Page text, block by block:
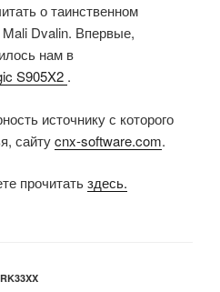
о таинственном
Dvalin. Впервые,
нам в
S905X2 .
источнику с которого
сайтуcnx-software.com.
прочитатьздесь.